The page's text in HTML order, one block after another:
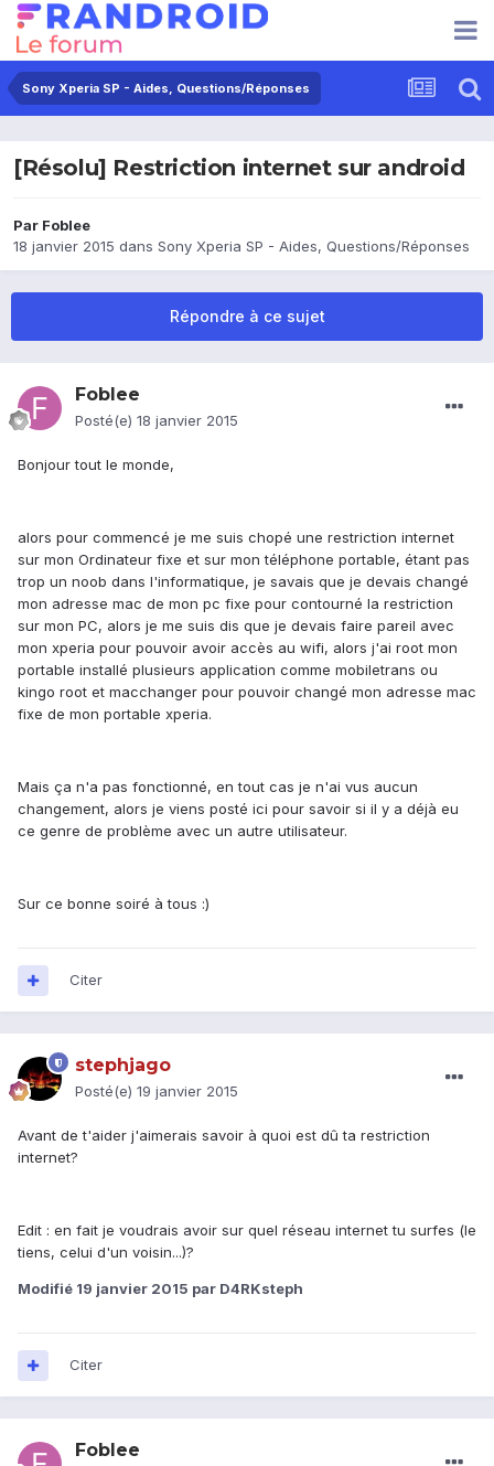
Sony Xperia SP - Aides, Questions/Réponses
[Résolu] Restriction internet sur android
Par Foblee
18 janvier 2015 dans Sony Xperia SP - Aides, Questions/Réponses
Répondre à ce sujet
Foblee
Posté(e) 18 janvier 2015
Bonjour tout le monde,
alors pour commencé je me suis chopé une restriction internet
sur mon Ordinateur fixe et sur mon téléphone portable, étant pas
trop un noob dans l'informatique, je savais que je devais changé
mon adresse mac de mon pc fixe pour contourné la restriction
sur mon PC, alors je me suis dis que je devais faire pareil avec
mon xperia pour pouvoir avoir accès au wifi, alors j'ai root mon
portable installé plusieurs application comme mobiletrans ou
kingo root et macchanger pour pouvoir changé mon adresse mac
fixe de mon portable xperia.
Mais ça n'a pas fonctionné, en tout cas je n'ai vus aucun
changement, alors je viens posté ici pour savoir si il y a déjà eu
ce genre de problème avec un autre utilisateur.
Sur ce bonne soiré à tous :)
Citer
stephjago
Posté(e) 19 janvier 2015
Avant de t'aider j'aimerais savoir à quoi est dû ta restriction
internet?
Edit : en fait je voudrais avoir sur quel réseau internet tu surfes (le
tiens, celui d'un voisin...)?
Modifié 19 janvier 2015 par D4RKsteph
Citer
Foblee